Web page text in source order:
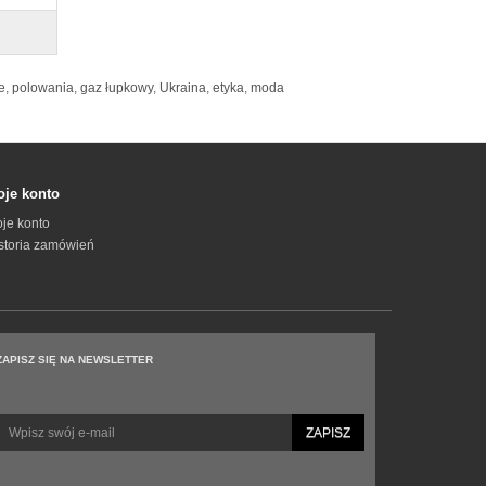
, polowania, gaz łupkowy, Ukraina, etyka, moda
konto
konto
zamówień
SIĘ NA NEWSLETTER
ZAPISZ